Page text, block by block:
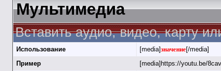
Мультимедиа
Вставить аудио, видео, карту
Использование [media]значение[/media]
Пример
[media]https://youtu.be/